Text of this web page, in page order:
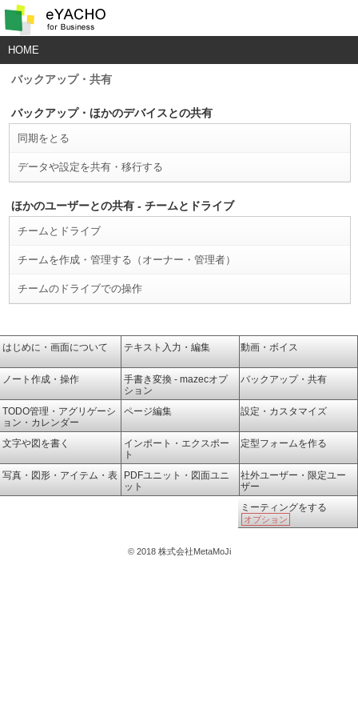
HOME
バックアップ・共有
バックアップ・ほかのデバイスとの共有
同期をとる
データや設定を共有・移行する
ほかのユーザーとの共有 - チームとドライブ
チームとドライブ
チームを作成・管理する（オーナー・管理者）
チームのドライブでの操作
はじめに・画面について
ノート作成・操作
TODO管理・アグリゲーシ
ョン・カレンダー
文字や図を書く
写真・図形・アイテム・表
テキスト入力・編集
手書き変換 - mazecオプ
ション
ページ編集
インポート・エクスポー
ト
PDFユニット・図面ユニ
ット
動画・ボイス
バックアップ・共有
設定・カスタマイズ
定型フォームを作る
社外ユーザー・限定ユー
ザー
ミーティングをする
オプション
© 2018 株式会社MetaMoJi